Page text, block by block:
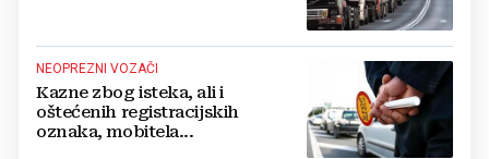
NEOPREZNI VOZAČI
Kazne zbog isteka, ali i
oštećenih registracijskih
oznaka, mobitela...